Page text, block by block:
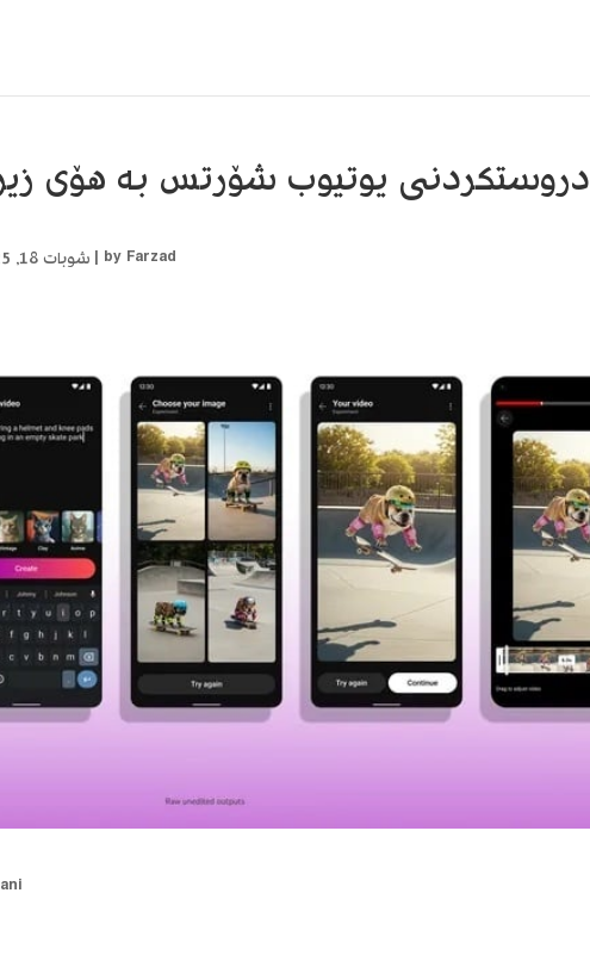
دروستکردنی یوتیوب شۆرتس بە هۆی
by Farzad
| شوبات 18, 2025